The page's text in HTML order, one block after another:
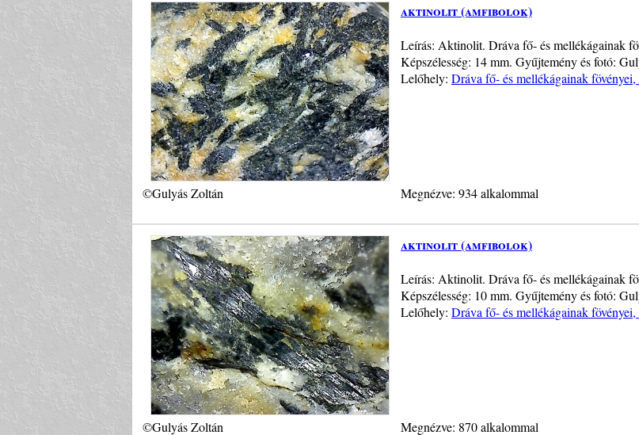
aktinolit (amfibolok)
Leírás: Aktinolit. Dráva fő- és mellékágainak
Képszélesség: 14 mm. Gyűjtemény és fotó:
Lelőhely: Dráva fő- és mellékágainak
©Gulyás Zoltán Megnézve: 934 alkalommal
aktinolit (amfibolok)
Leírás: Aktinolit. Dráva fő- és mellékágainak
Képszélesség: 10 mm. Gyűjtemény és fotó:
Lelőhely: Dráva fő- és mellékágainak
©Gulyás Zoltán Megnézve: 870 alkalommal